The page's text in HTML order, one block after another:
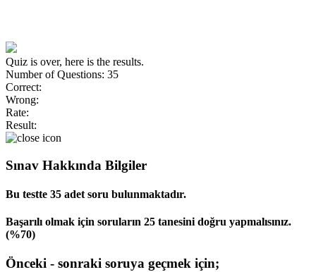
Quiz is over, here is the results.
Number of Questions: 35
Correct:
Wrong:
Rate:
Result:
Sınav Hakkında Bilgiler
Bu testte 35 adet soru bulunmaktadır.
Başarılı olmak için soruların 25 tanesini doğru yapmalısınız.
(%70)
Önceki - sonraki soruya geçmek için;